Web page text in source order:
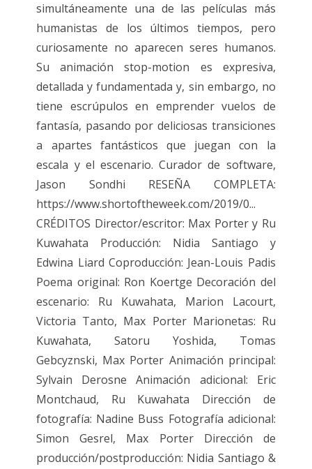
simultáneamente una de las películas más
humanistas de los últimos tiempos, pero
curiosamente no aparecen seres humanos.
Su animación stop-motion es expresiva,
detallada y fundamentada y, sin embargo, no
tiene escrúpulos en emprender vuelos de
fantasía, pasando por deliciosas transiciones
a apartes fantásticos que juegan con la
escala y el escenario. Curador de software,
Jason Sondhi RESEÑA COMPLETA:
https://www.shortoftheweek.com/2019/0...
CRÉDITOS Director/escritor: Max Porter y Ru
Kuwahata Producción: Nidia Santiago y
Edwina Liard Coproducción: Jean-Louis Padis
Poema original: Ron Koertge Decoración del
escenario: Ru Kuwahata, Marion Lacourt,
Victoria Tanto, Max Porter Marionetas: Ru
Kuwahata, Satoru Yoshida, Tomas
Gebcyznski, Max Porter Animación principal:
Sylvain Derosne Animación adicional: Eric
Montchaud, Ru Kuwahata Dirección de
fotografía: Nadine Buss Fotografía adicional:
Simon Gesrel, Max Porter Dirección de
producción/postproducción: Nidia Santiago &